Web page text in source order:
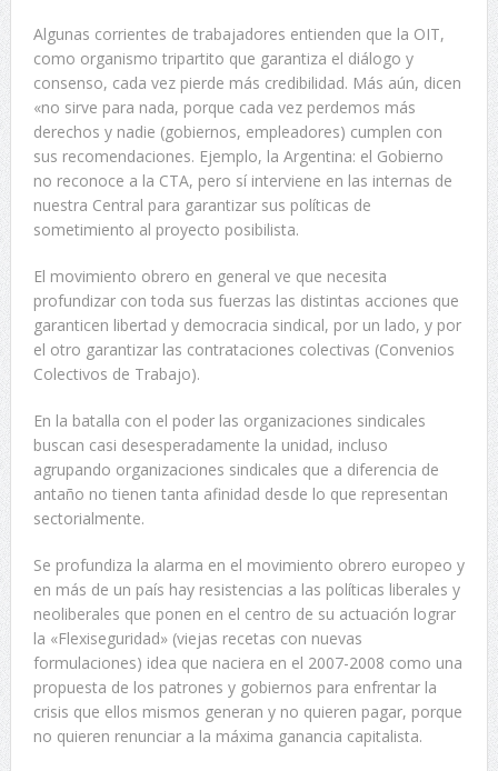
Algunas corrientes de trabajadores entienden que la OIT,
como organismo tripartito que garantiza el diálogo y
consenso, cada vez pierde más credibilidad. Más aún, dicen
«no sirve para nada, porque cada vez perdemos más
derechos y nadie (gobiernos, empleadores) cumplen con
sus recomendaciones. Ejemplo, la Argentina: el Gobierno
no reconoce a la CTA, pero sí interviene en las internas de
nuestra Central para garantizar sus políticas de
sometimiento al proyecto posibilista.
El movimiento obrero en general ve que necesita
profundizar con toda sus fuerzas las distintas acciones que
garanticen libertad y democracia sindical, por un lado, y por
el otro garantizar las contrataciones colectivas (Convenios
Colectivos de Trabajo).
En la batalla con el poder las organizaciones sindicales
buscan casi desesperadamente la unidad, incluso
agrupando organizaciones sindicales que a diferencia de
antaño no tienen tanta afinidad desde lo que representan
sectorialmente.
Se profundiza la alarma en el movimiento obrero europeo y
en más de un país hay resistencias a las políticas liberales y
neoliberales que ponen en el centro de su actuación lograr
la «Flexiseguridad» (viejas recetas con nuevas
formulaciones) idea que naciera en el 2007-2008 como una
propuesta de los patrones y gobiernos para enfrentar la
crisis que ellos mismos generan y no quieren pagar, porque
no quieren renunciar a la máxima ganancia capitalista.